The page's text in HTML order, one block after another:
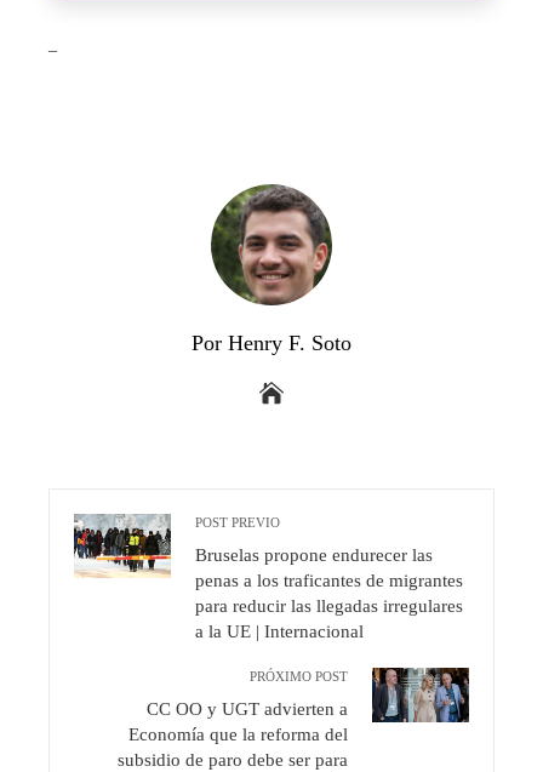
Por Henry F. Soto
POST PREVIO
Bruselas propone endurecer las
penas a los traficantes de migrantes
para reducir las llegadas irregulares
a la UE | Internacional
PRÓXIMO POST
CC OO y UGT advierten a
Economía que la reforma del
subsidio de paro debe ser para